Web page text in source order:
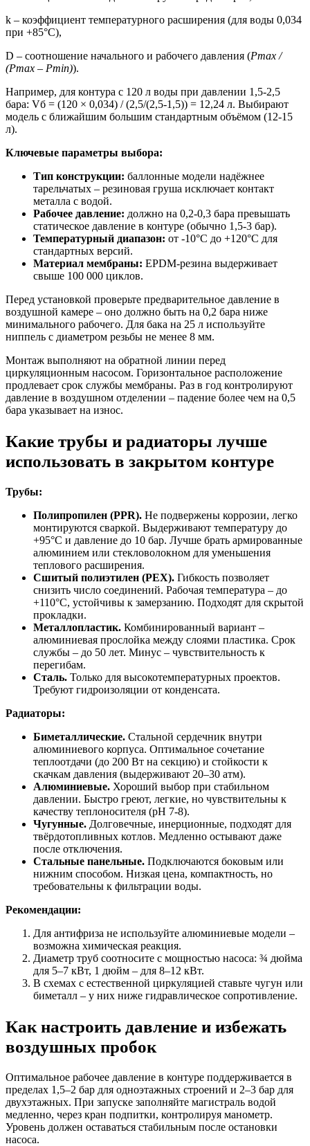
k – коэффициент температурного расширения (для воды 0,034
при +85°C),
D – соотношение начального и рабочего давления (Pmax /
(Pmax – Pmin)).
Например, для контура с 120 л воды при давлении 1,5-2,5
бара: Vб = (120 × 0,034) / (2,5/(2,5-1,5)) = 12,24 л. Выбирают
модель с ближайшим большим стандартным объёмом (12-15
л).
Ключевые параметры выбора:
Тип конструкции: баллонные модели надёжнее
тарельчатых – резиновая груша исключает контакт
металла с водой.
Рабочее давление: должно на 0,2-0,3 бара превышать
статическое давление в контуре (обычно 1,5-3 бар).
Температурный диапазон: от -10°C до +120°C для
стандартных версий.
Материал мембраны: EPDM-резина выдерживает
свыше 100 000 циклов.
Перед установкой проверьте предварительное давление в
воздушной камере – оно должно быть на 0,2 бара ниже
минимального рабочего. Для бака на 25 л используйте
ниппель с диаметром резьбы не менее 8 мм.
Монтаж выполняют на обратной линии перед
циркуляционным насосом. Горизонтальное расположение
продлевает срок службы мембраны. Раз в год контролируют
давление в воздушном отделении – падение более чем на 0,5
бара указывает на износ.
Какие трубы и радиаторы лучше
использовать в закрытом контуре
Трубы:
Полипропилен (PPR). Не подвержены коррозии, легко
монтируются сваркой. Выдерживают температуру до
+95°C и давление до 10 бар. Лучше брать армированные
алюминием или стекловолокном для уменьшения
теплового расширения.
Сшитый полиэтилен (PEX). Гибкость позволяет
снизить число соединений. Рабочая температура – до
+110°C, устойчивы к замерзанию. Подходят для скрытой
прокладки.
Металлопластик. Комбинированный вариант –
алюминиевая прослойка между слоями пластика. Срок
службы – до 50 лет. Минус – чувствительность к
перегибам.
Сталь. Только для высокотемпературных проектов.
Требуют гидроизоляции от конденсата.
Радиаторы:
Биметаллические. Стальной сердечник внутри
алюминиевого корпуса. Оптимальное сочетание
теплоотдачи (до 200 Вт на секцию) и стойкости к
скачкам давления (выдерживают 20–30 атм).
Алюминиевые. Хороший выбор при стабильном
давлении. Быстро греют, легкие, но чувствительны к
качеству теплоносителя (pH 7-8).
Чугунные. Долговечные, инерционные, подходят для
твёрдотопливных котлов. Медленно остывают даже
после отключения.
Стальные панельные. Подключаются боковым или
нижним способом. Низкая цена, компактность, но
требовательны к фильтрации воды.
Рекомендации:
Для антифриза не используйте алюминиевые модели –
возможна химическая реакция.
Диаметр труб соотносите с мощностью насоса: ¾ дюйма
для 5–7 кВт, 1 дюйм – для 8–12 кВт.
В схемах с естественной циркуляцией ставьте чугун или
биметалл – у них ниже гидравлическое сопротивление.
Как настроить давление и избежать
воздушных пробок
Оптимальное рабочее давление в контуре поддерживается в
пределах 1,5–2 бар для одноэтажных строений и 2–3 бар для
двухэтажных. При запуске заполняйте магистраль водой
медленно, через кран подпитки, контролируя манометр.
Уровень должен оставаться стабильным после остановки
насоса.